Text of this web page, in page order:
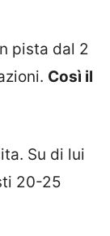
pista dal 2
Così il
Su di lui
20-25